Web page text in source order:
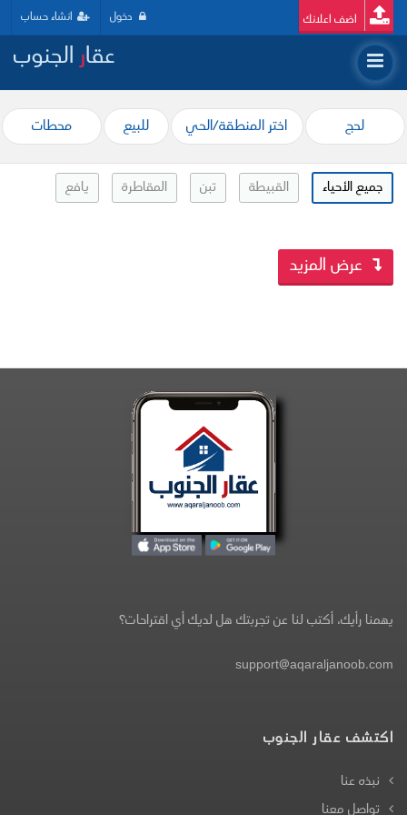
دخول انشاء حساب اضف اعلانك
عقارالجنوب
لحج اختر المنطقة/الحي للبيع محطات
جميع الأحياء القبيطة تبن المقاطرة يافع
يهمنا رأيك، أكتب لنا عن تجربتك هل لديك أي اقتراحات؟
support@aqaraljanoob.com
اكتشف عقار الجنوب
نبذه عنا
تواصل معنا